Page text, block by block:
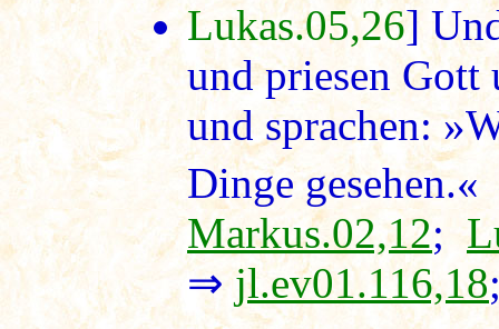
Lukas.05,26]
und priesen
und sprachen:
Dinge
Markus.02,12;
⇒jl.ev01.116,18